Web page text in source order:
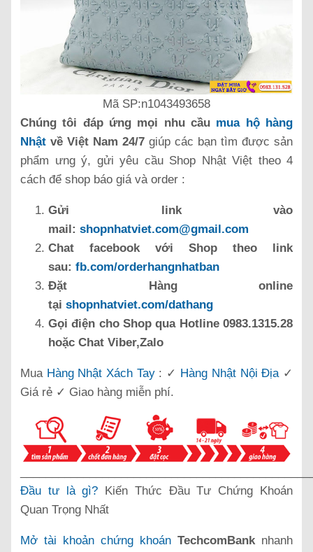
Mã SP:n1043493658
Chúng tôi đáp ứng mọi nhu cầu mua hộ hàng
Nhật về Việt Nam 24/7 giúp các bạn tìm được sản
phẩm ưng ý, gửi yêu cầu Shop Nhật Việt theo 4
cách để shop báo giá và order :
Gửi link vào
mail: shopnhatviet.com@gmail.com
Chat facebook với Shop theo link
sau: fb.com/orderhangnhatban
Đặt Hàng online
tại shopnhatviet.com/dathang
Gọi điện cho Shop qua Hotline 0983.1315.28
hoặc Chat Viber,Zalo
Mua Hàng Nhật Xách Tay: ✓ Hàng Nhật Nội Địa✓
Giá rẻ ✓ Giao hàng miễn phí.
Đầu tư là gì? Kiến Thức Đầu Tư Chứng Khoán
Quan Trọng Nhất
Mở tài khoản chứng khoán TechcomBank nhanh